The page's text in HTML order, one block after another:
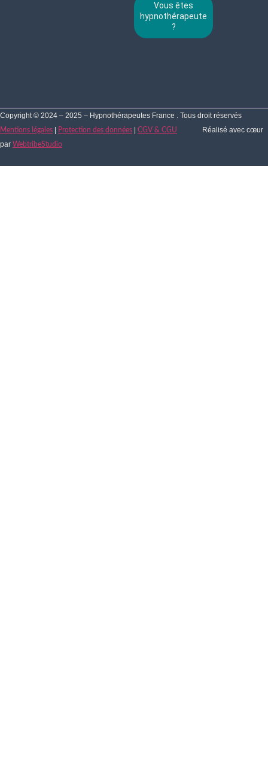
Vous êtes
hypnothérapeute
?
Copyright © 2024 – 2025 – Hypnothérapeutes France . Tous droit réservés
Mentions légales Protection des données CGV & CGU
Réalisé avec cœur
par WebtribeStudio